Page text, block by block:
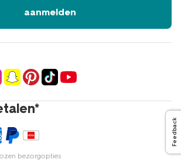
bezorgopties
aanmelden
Feedback